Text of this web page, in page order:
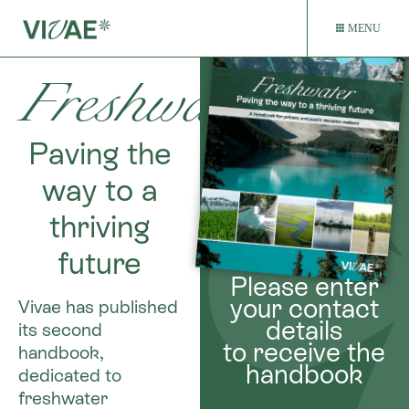
MENU
Freshwater
Paving the
way to a
thriving
future
Vivae has published
its second
handbook,
dedicated to
freshwater
Please enter
your contact
details
to receive the
handbook